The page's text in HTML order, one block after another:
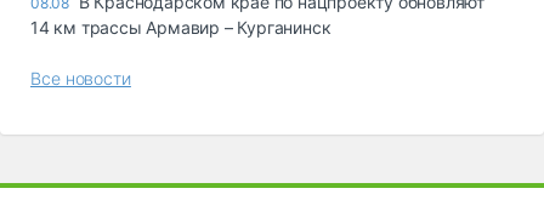
14 км трассы Армавир – Курганинск
Все новости